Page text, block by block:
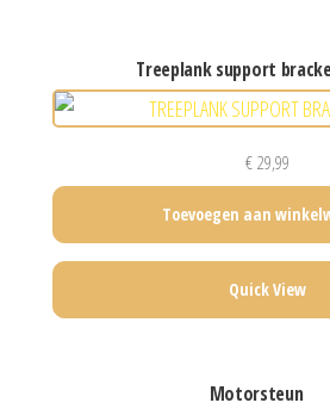
treeplank support
€29,99
Toevoegen aan
Quick View
motorsteun